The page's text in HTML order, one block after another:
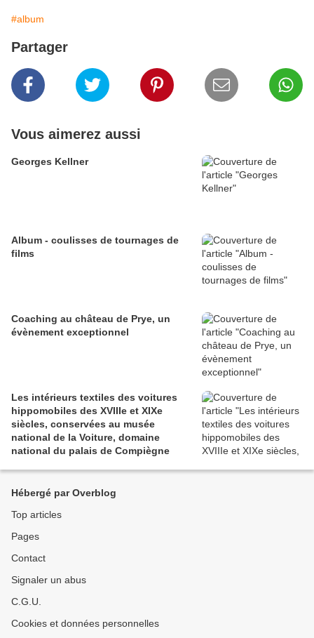
#album
Partager
Vous aimerez aussi
Georges Kellner
Album - coulisses de tournages de
films
Coaching au château de Prye, un
évènement exceptionnel
Les intérieurs textiles des voitures
hippomobiles des XVIIIe et XIXe
siècles, conservées au musée
national de la Voiture, domaine
national du palais de Compiègne
Hébergé par Overblog
Top articles
Pages
Contact
Signaler un abus
C.G.U.
Cookies et données personnelles